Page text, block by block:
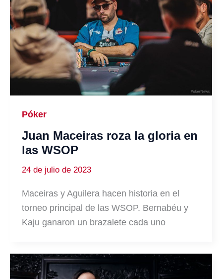
Póker
Juan Maceiras roza la gloria en
las WSOP
24 de julio de 2023
Maceiras y Aguilera hacen historia en el
torneo principal de las WSOP. Bernabéu y
Kaju ganaron un brazalete cada uno